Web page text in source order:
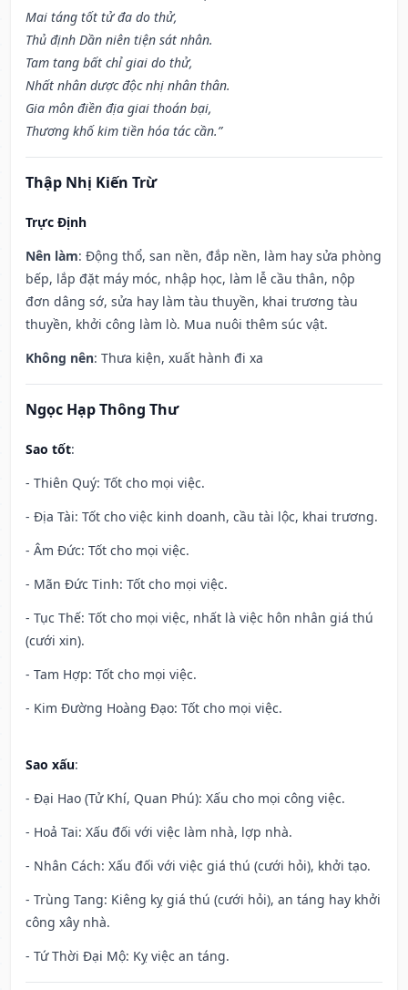
Mai táng tốt tử đa do thử,
Thủ định Dần niên tiện sát nhân.
Tam tang bất chỉ giai do thử,
Nhất nhân dược độc nhị nhân thân.
Gia môn điền địa giai thoán bại,
Thương khố kim tiền hóa tác cần.”
Thập Nhị Kiến Trừ
Trực Định
Nên làm: Động thổ, san nền, đắp nền, làm hay sửa phòng
bếp, lắp đặt máy móc, nhập học, làm lễ cầu thân, nộp
đơn dâng sớ, sửa hay làm tàu thuyền, khai trương tàu
thuyền, khởi công làm lò. Mua nuôi thêm súc vật.
Không nên: Thưa kiện, xuất hành đi xa
Ngọc Hạp Thông Thư
Sao tốt:
- Thiên Quý: Tốt cho mọi việc.
- Địa Tài: Tốt cho việc kinh doanh, cầu tài lộc, khai trương.
- Âm Đức: Tốt cho mọi việc.
- Mãn Đức Tinh: Tốt cho mọi việc.
- Tục Thế: Tốt cho mọi việc, nhất là việc hôn nhân giá thú
(cưới xin).
- Tam Hợp: Tốt cho mọi việc.
- Kim Đường Hoàng Đạo: Tốt cho mọi việc.
Sao xấu:
- Đại Hao (Tử Khí, Quan Phú): Xấu cho mọi công việc.
- Hoả Tai: Xấu đối với việc làm nhà, lợp nhà.
- Nhân Cách: Xấu đối với việc giá thú (cưới hỏi), khởi tạo.
- Trùng Tang: Kiêng kỵ giá thú (cưới hỏi), an táng hay khởi
công xây nhà.
- Tứ Thời Đại Mộ: Kỵ việc an táng.